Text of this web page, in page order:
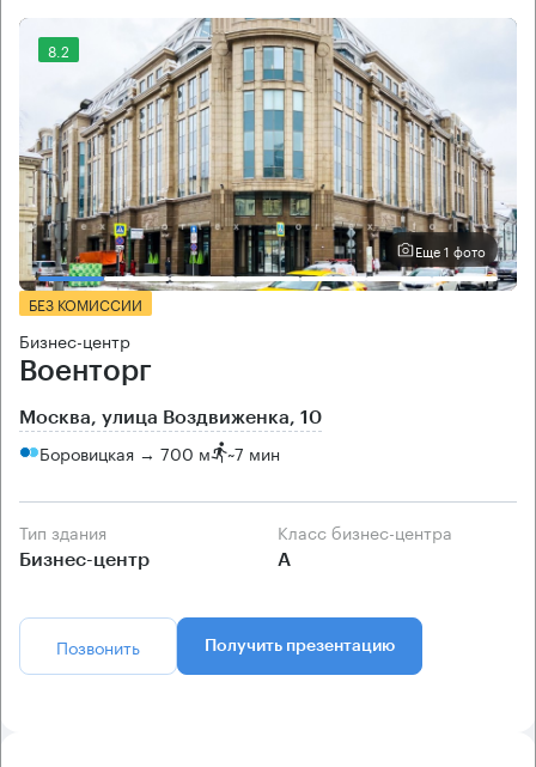
8.2
Еще 1 фото
БЕЗ КОМИССИИ
Бизнес-центр
Военторг
Москва, улица Воздвиженка, 10
Боровицкая → 700 м ~7 мин
Тип здания
Бизнес-центр
Класс бизнес-центра
А
Позвонить Получить презентацию